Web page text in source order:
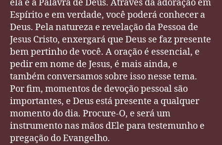
ela é a Palavra de Deus. Através da adoração em
Espírito e em verdade, você poderá conhecer a
Deus. Pela natureza e revelação da Pessoa de
Jesus Cristo, enxergará que Deus se faz presente
bem pertinho de você. A oração é essencial, e
pedir em nome de Jesus, é mais ainda, e
também conversamos sobre isso nesse tema.
Por fim, momentos de devoção pessoal são
importantes, e Deus está presente a qualquer
momento do dia. Procure-O, e será um
instrumento nas mãos dEle para testemunho e
pregação do Evangelho.